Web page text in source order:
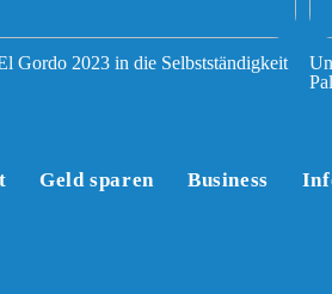
Gordo 2023 in die Selbstständigkeit
Geld sparen Business